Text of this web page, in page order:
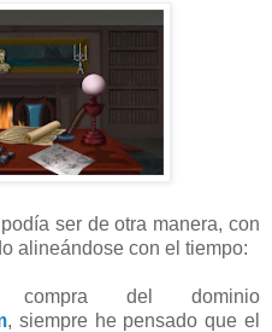
ser de otra manera, con
alineándose con el tiempo:
del dominio
, siempre he pensado que el